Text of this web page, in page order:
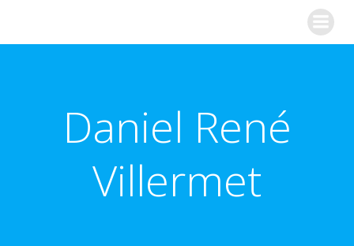
contenu
Daniel René
Villermet